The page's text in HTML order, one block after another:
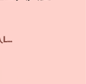
In